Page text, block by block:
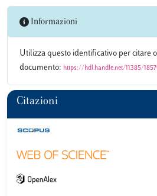
Informazioni
Utilizza questo identificativo per citare
documento: https://hdl.handle.net/11385/
Citazioni